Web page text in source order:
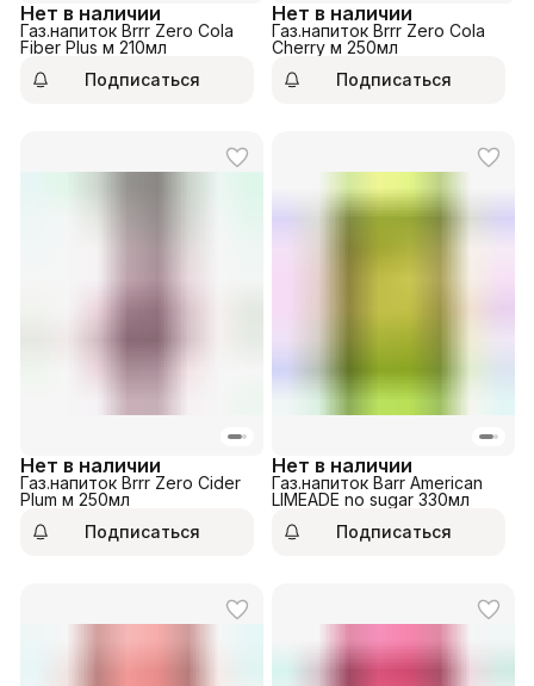
Нет в наличии
Газ.напиток Brrr Zero Cola
Fiber Plus м 210мл
Подписаться
Нет в наличии
Газ.напиток Brrr Zero Cola
Cherry м 250мл
Подписаться
Нет в наличии
Газ.напиток Brrr Zero Cider
Plum м 250мл
Подписаться
Нет в наличии
Газ.напиток Barr American
LIMEADE no sugar 330мл
Подписаться